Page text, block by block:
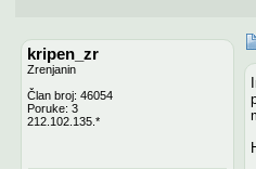
kripen_zr
Zrenjanin
Član broj: 46054
Poruke: 3
212.102.135.*